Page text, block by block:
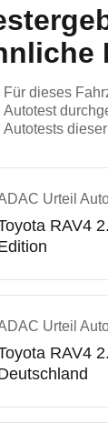
Für dieses
Autotest
Autotests
Urteil
RAV4
Urteil
RAV4